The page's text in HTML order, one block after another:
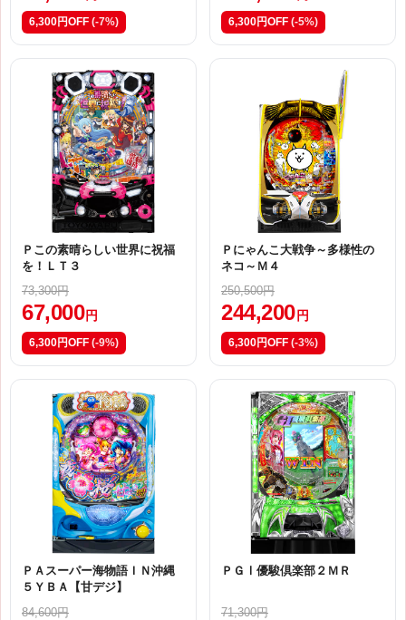
6,300円OFF (-7%) 6,300円OFF (-5%)
Ｐこの素晴らしい世界に祝福
を！ＬＴ３
73,300円
67,000 円
6,300円OFF (-9%)
Ｐにゃんこ大戦争～多様性の
ネコ～Ｍ４
250,500円
244,200 円
6,300円OFF (-3%)
ＰＡスーパー海物語ＩＮ沖縄
５ＹＢＡ【甘デジ】
84,600円
ＰＧⅠ優駿倶楽部２ＭＲ
71,300円